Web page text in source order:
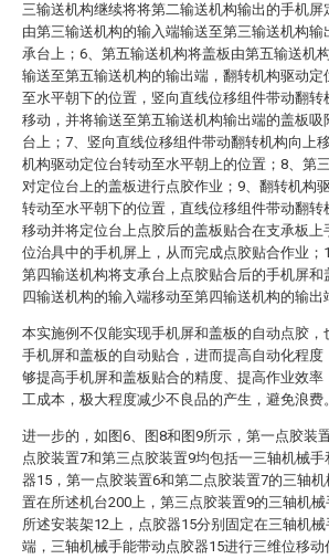
三输送机构继续将将第二输送机构输出的手机屏
由第三输送机构的输入端输送至第三输送机构输
承台上；6、第五输送机构将盖板由第五输送机
输送至第五输送机构的输出端，翻转机构驱动定
至水平朝下的位置，竖向直线位移组件带动翻转
移动，并将输送至第五输送机构输出端的盖板吸
台上；7、竖向直线位移组件带动翻转机构向上
机构驱动定位台转动至水平朝上的位置；8、第
对定位台上的盖板进行点胶作业；9、翻转机构
转动至水平朝下的位置，直线位移组件带动翻转
移动并将定位台上点胶后的盖板贴合在支承板上
位治具中的手机屏上，从而完成点胶贴合作业；
第四输送机构将支承台上点胶贴合后的手机屏和
四输送机构的输入端移动至第四输送机构的输出
本实施例不仅能实现手机屏和盖板的自动点胶，
手机屏和盖板的自动贴合，进而提高自动化程度
够提高手机屏和盖板贴合的精度、提高作业效率
工成本，极大程度减少不良品的产生，避免浪费。
进一步的，如图6、图8和图9所示，第一点胶装
点胶装置7和第三点胶装置9均包括一三轴机械手
器15，第一点胶装置6和第二点胶装置7的三轴
置在所述机台200上，第三点胶装置9的三轴机
所述安装架12上，点胶器15分别固定在三轴机
端，三轴机械手能带动点胶器15进行三维位移动